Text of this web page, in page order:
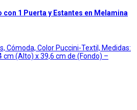
con 1 Puerta y Estantes en Melamina